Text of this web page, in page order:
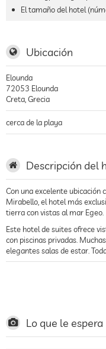
El tamaño del hotel
Ubicación
Elounda
72053 Elounda
Creta Grecia
cerca de la playa
Descripción del
Con una excelente ubicación
Mirabello, el hotel más
tierra con vistas al mar Egeo.
Este hotel de suites ofrece
con piscinas privadas.
elegantes salas de estar.
El exclusivo Six Senses
huéspedes pueden disfrutar
carta. El almuerzo se sirve
cuenta con una selección de
El bar Kirki, con vistas
Lo que le espera